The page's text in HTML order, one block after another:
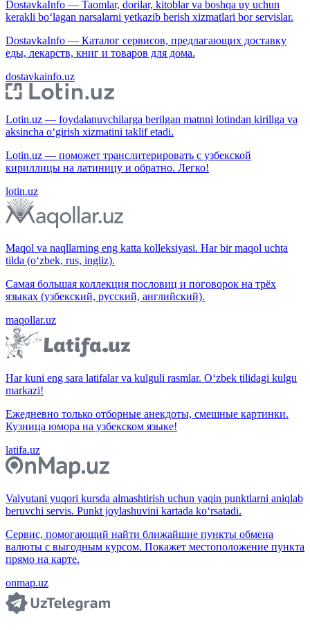
DostavkaInfo — Taomlar, dorilar, kitoblar va boshqa uy uchun
kerakli bo‘lagan narsalarni yetkazib berish xizmatlari bor servislar.
DostavkaInfo — Каталог сервисов, предлагающих доставку
еды, лекарств, книг и товаров для дома.
dostavkainfo.uz
Lotin.uz — foydalanuvchilarga berilgan matnni lotindan kirillga va
aksincha o‘girish xizmatini taklif etadi.
Lotin.uz — поможет транслитерировать с узбекской
кириллицы на латиницу и обратно. Легко!
lotin.uz
Maqol va naqllarning eng katta kolleksiyasi. Har bir maqol uchta
tilda (o‘zbek, rus, ingliz).
Самая большая коллекция пословиц и поговорок на трёх
языках (узбекский, русский, английский).
maqollar.uz
Har kuni eng sara latifalar va kulguli rasmlar. O‘zbek tilidagi kulgu
markazi!
Ежедневно только отборные анекдоты, смешные картинки.
Кузница юмора на узбекском языке!
latifa.uz
Valyutani yuqori kursda almashtirish uchun yaqin punktlarni aniqlab
beruvchi servis. Punkt joylashuvini kartada ko‘rsatadi.
Сервис, помогающий найти ближайшие пункты обмена
валюты с выгодным курсом. Покажет местоположение пункта
прямо на карте.
onmap.uz